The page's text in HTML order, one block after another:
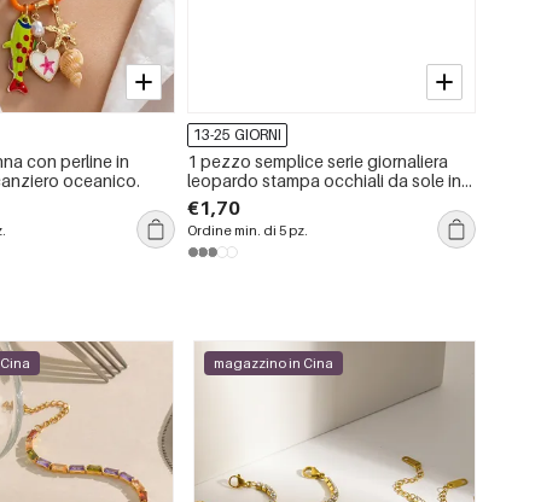
con perline in
oceanico.
13-25 GIORNI
1 pezzo semplice serie giornaliera
leopardo stampa occhiali da sole in
plastica da donna
€1,70
Ordine min. di 5 pz.
magazzino in Cina